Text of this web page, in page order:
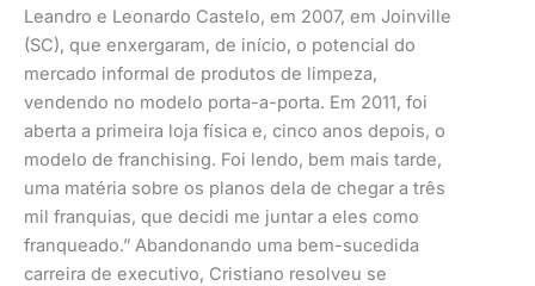
Leandro e Leonardo Castelo, em 2007, em Joinville
(SC), que enxergaram, de início, o potencial do
mercado informal de produtos de limpeza,
vendendo no modelo porta-a-porta. Em 2011, foi
aberta a primeira loja física e, cinco anos depois, o
modelo de franchising. Foi lendo, bem mais tarde,
uma matéria sobre os planos dela de chegar a três
mil franquias, que decidi me juntar a eles como
franqueado.” Abandonando uma bem-sucedida
carreira de executivo, Cristiano resolveu se